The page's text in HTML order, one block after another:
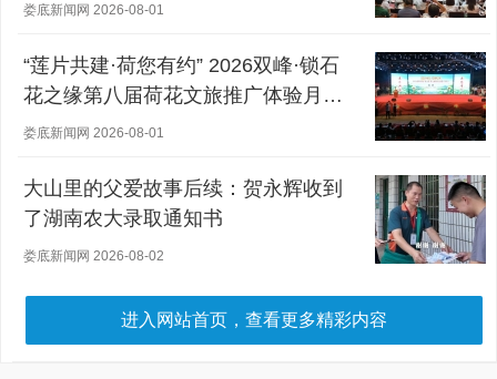
娄底新闻网 2026-08-01
“莲片共建·荷您有约” 2026双峰·锁石
花之缘第八届荷花文旅推广体验月盛
大开幕
娄底新闻网 2026-08-01
大山里的父爱故事后续：贺永辉收到
了湖南农大录取通知书
娄底新闻网 2026-08-02
进入网站首页，查看更多精彩内容